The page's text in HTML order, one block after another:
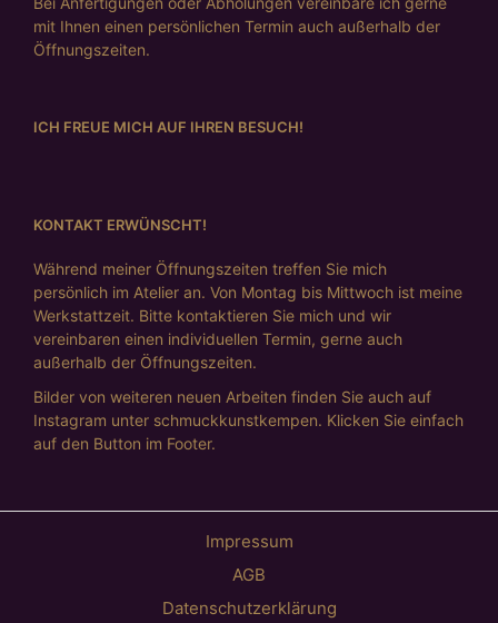
mit Ihnen einen persönlichen Termin auch außerhalb der
Öffnungszeiten.
ICH FREUE MICH AUF IHREN BESUCH!
KONTAKT ERWÜNSCHT!
Während meiner Öffnungszeiten treffen Sie mich
persönlich im Atelier an. Von Montag bis Mittwoch ist meine
Werkstattzeit. Bitte kontaktieren Sie mich und wir
vereinbaren einen individuellen Termin, gerne auch
außerhalb der Öffnungszeiten.
Bilder von weiteren neuen Arbeiten finden Sie auch auf
Instagram unter schmuckkunstkempen. Klicken Sie einfach
auf den Button im Footer.
Impressum
AGB
Datenschutzerklärung